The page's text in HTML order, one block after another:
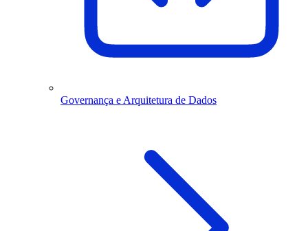
Governança e Arquitetura de Dados